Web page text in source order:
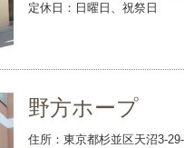
定休日：日曜日、祝祭日
野方ホープ
住所：東京都杉並区天沼3-